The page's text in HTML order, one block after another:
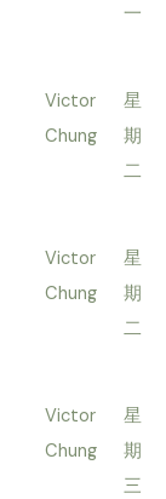
一
Victor
Chung
星
期
二
Victor
Chung
星
期
二
Victor
Chung
星
期
三